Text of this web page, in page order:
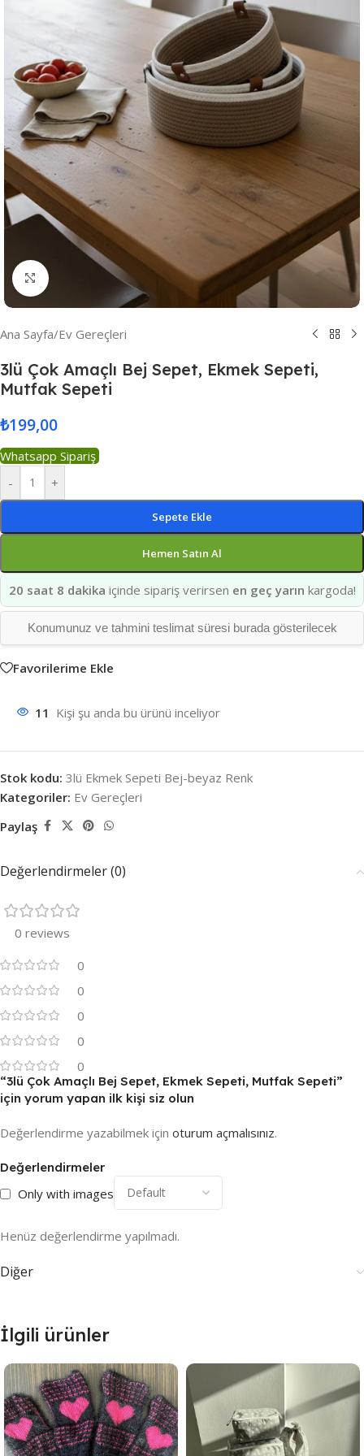
Resmi Büyüt
Ana Sayfa/Ev Gereçleri
3lü Çok Amaçlı Bej Sepet, Ekmek Sepeti,
Mutfak Sepeti
₺199,00
Whatsapp Sipariş
-
+
Sepete Ekle
Hemen Satın Al
20 saat 8 dakika içinde sipariş verirsen en geç yarın kargoda!
Konumunuz ve tahmini teslimat süresi burada gösterilecek
Favorilerime Ekle
11 Kişi şu anda bu ürünü inceliyor
Stok kodu: 3lü Ekmek Sepeti Bej-beyaz Renk
Kategoriler: Ev Gereçleri
Paylaş
Değerlendirmeler (0)
0 reviews
0
0
0
0
0
Değerlendirmeler
Only with images
Henüz değerlendirme yapılmadı.
“3lü Çok Amaçlı Bej Sepet, Ekmek Sepeti, Mutfak Sepeti”
için yorum yapan ilk kişi siz olun
Değerlendirme yazabilmek için oturum açmalısınız.
Diğer
İlgili ürünler